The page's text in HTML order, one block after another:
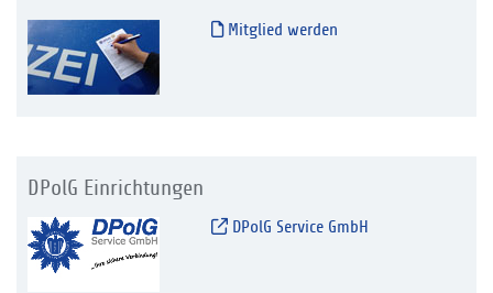
Mitglied werden
DPolG Einrichtungen
DPolG Service GmbH